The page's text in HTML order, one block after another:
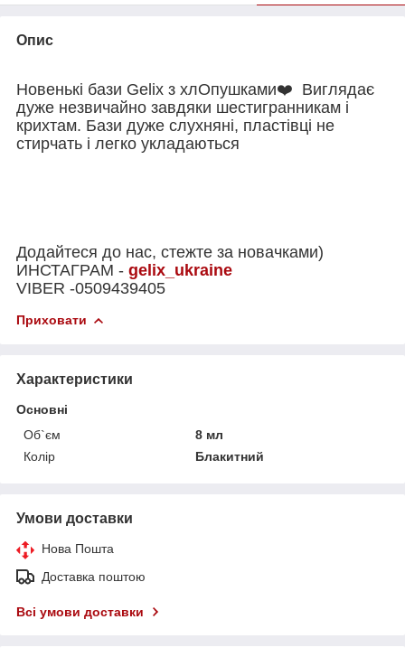
Опис
Новенькі бази Gelix з хлОпушками❤️ Виглядає
дуже незвичайно завдяки шестигранникам і
крихтам. Бази дуже слухняні, пластівці не
стирчать і легко укладаються
Додайтеся до нас, стежте за новачками)
ИНСТАГРАМ - gelix_ukraine
VIBER -0509439405
Приховати
Характеристики
Основні
Об`єм
8 мл
Колір
Блакитний
Умови доставки
Нова Пошта
Доставка поштою
Всі умови доставки